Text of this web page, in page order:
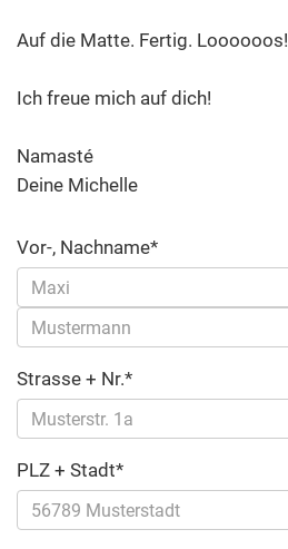
Auf die Matte. Fertig. Loooooos!
Ich freue mich auf dich!
Namasté
Deine Michelle
Vor-, Nachname*
Strasse + Nr.*
PLZ + Stadt*